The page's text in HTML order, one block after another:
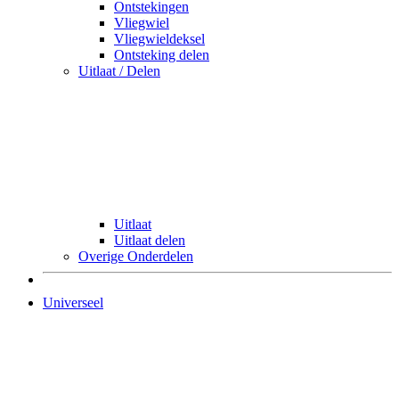
Ontstekingen
Vliegwiel
Vliegwieldeksel
Ontsteking delen
Uitlaat / Delen
Uitlaat
Uitlaat delen
Overige Onderdelen
Universeel